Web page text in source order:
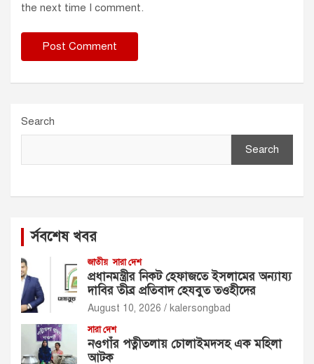
the next time I comment.
Search
Search
র্সবশেষ খবর
জাতীয় সারা দেশ
প্রধানমন্ত্রীর নিকট হেফাজতে ইসলামের অন্যায্য
দাবির তীব্র প্রতিবাদ হেযবুত তওহীদের
August 10, 2026 kalersongbad
সারা দেশ
নওগাঁর পত্নীতলায় চোলাইমদসহ এক মহিলা
আটক